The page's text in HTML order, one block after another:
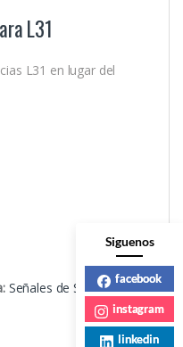
L31
L31 en lugar del
Señales de Seguridad
Siguenos
facebook
instagram
linkedin